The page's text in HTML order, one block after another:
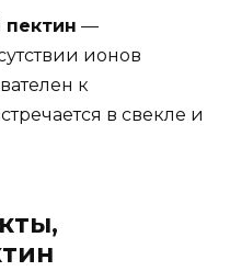
—
ионов
к
в свекле и